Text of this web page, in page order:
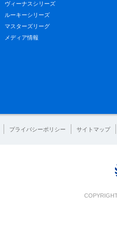
ヴィーナスシリーズ
ルーキーシリーズ
マスターズリーグ
メディア情報
プライバシーポリシー サイトマップ